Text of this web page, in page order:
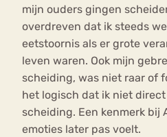
mijn ouders gingen
overdreven dat ik steeds
eetstoornis als er grote
leven waren. Ook mijn
scheiding, was niet raar of
het logisch dat ik niet
scheiding. Een kenmerk bij
emoties later pas voelt.